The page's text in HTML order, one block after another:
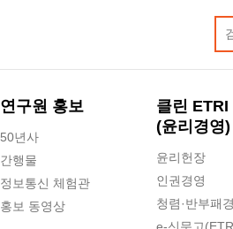
연구원 홍보
50년사
간행물
정보통신 체험관
홍보 동영상
클린 ETRI
(윤리경영)
윤리헌장
인권경영
청렴·반부패